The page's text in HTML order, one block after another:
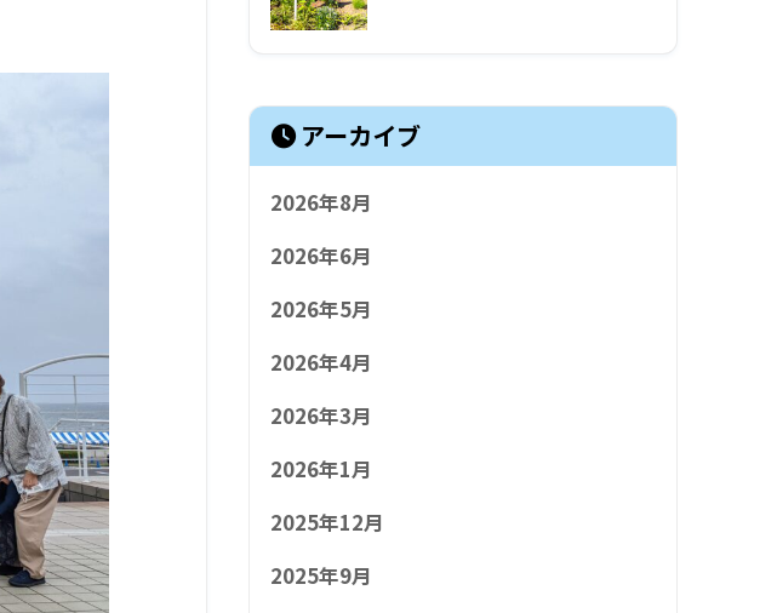
アーカイブ
2026年8月
2026年6月
2026年5月
2026年4月
2026年3月
2026年1月
2025年12月
2025年9月